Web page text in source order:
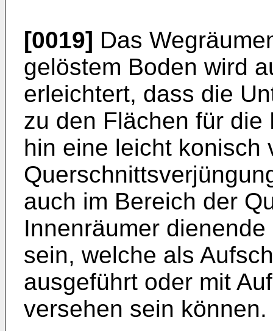
[0019] Das
gelöstem Boden wird
erleichtert, dass die
zu den Flächen für
hin eine leicht konisch
auch im Bereich der
Innenräumer
sein, welche als
ausgeführt oder mit
versehen sein können.